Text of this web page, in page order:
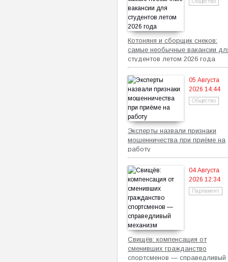
Общество
Котоняня и сборщик снеков:
самые необычные вакансии
студентов летом 2026 года
05 Августа
2026 14:44
Общество
Эксперты назвали признаки
мошенничества при приёме на
работу
04 Августа
2026 12:34
Парламент
Свищёв: компенсация от
сменивших гражданство
спортсменов — справедливый